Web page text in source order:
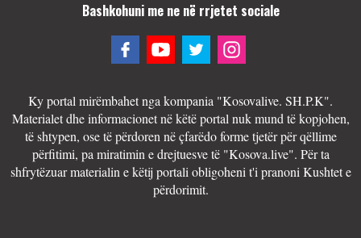
Bashkohuni me ne në rrjetet sociale
Ky portal mirëmbahet nga kompania "Kosovalive. SH.P.K".
Materialet dhe informacionet në këtë portal nuk mund të kopjohen,
të shtypen, ose të përdoren në çfarëdo forme tjetër për qëllime
përfitimi, pa miratimin e drejtuesve të "Kosova.live". Për ta
shfrytëzuar materialin e këtij portali obligoheni t'i pranoni Kushtet e
përdorimit.